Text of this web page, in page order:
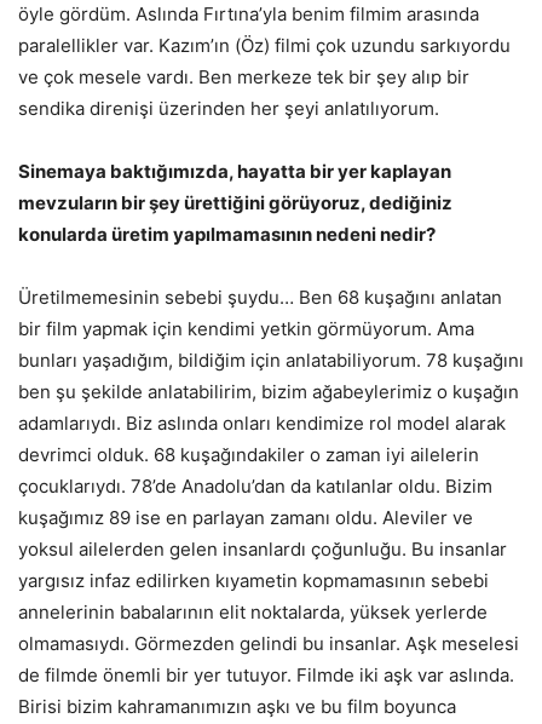
öyle gördüm. Aslında Fırtına’yla benim filmim arasında
paralellikler var. Kazım’ın (Öz) filmi çok uzundu sarkıyordu
ve çok mesele vardı. Ben merkeze tek bir şey alıp bir
sendika direnişi üzerinden her şeyi anlatılıyorum.
Sinemaya baktığımızda, hayatta bir yer kaplayan
mevzuların bir şey ürettiğini görüyoruz, dediğiniz
konularda üretim yapılmamasının nedeni nedir?
Üretilmemesinin sebebi şuydu… Ben 68 kuşağını anlatan
bir film yapmak için kendimi yetkin görmüyorum. Ama
bunları yaşadığım, bildiğim için anlatabiliyorum. 78 kuşağını
ben şu şekilde anlatabilirim, bizim ağabeylerimiz o kuşağın
adamlarıydı. Biz aslında onları kendimize rol model alarak
devrimci olduk. 68 kuşağındakiler o zaman iyi ailelerin
çocuklarıydı. 78’de Anadolu’dan da katılanlar oldu. Bizim
kuşağımız 89 ise en parlayan zamanı oldu. Aleviler ve
yoksul ailelerden gelen insanlardı çoğunluğu. Bu insanlar
yargısız infaz edilirken kıyametin kopmamasının sebebi
annelerinin babalarının elit noktalarda, yüksek yerlerde
olmamasıydı. Görmezden gelindi bu insanlar. Aşk meselesi
de filmde önemli bir yer tutuyor. Filmde iki aşk var aslında.
Birisi bizim kahramanımızın aşkı ve bu film boyunca